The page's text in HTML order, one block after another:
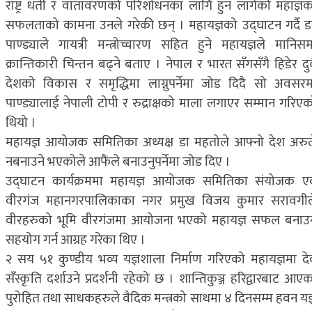
राष्ट्र धर्ती र वातावरणको परिशोधनका लागि हुन लागेको
सफलताको कामना उनले गरेकी छन् । महायज्ञको उद्घाटन गर्दै
पाण्ड्याले गायत्री मन्त्रोच्चारण सहित हुने महायज्ञले
क्रान्तिकारी चिन्तन बढ्ने बताए । नेपाल र भारत सँगसँगै हिडेर
देशको विकास र समृद्धिमा लाग्नुपर्नेमा जोड दिदै सो
पाण्ड्यालाई नेपाली टोपी र रुद्राक्षको माला लगाएर सम्मान
थियो ।
महायज्ञ आयोजक समितिका अध्यक्ष डा महतोले आफ्नो देश
नबनाउने भएकोले आफैंले बनाउनुपर्नेमा जोड दिए ।
उद्घाटन कार्यक्रममा महायज्ञ आयोजक समितिका संयोजक
वीरगंज महानगरपालिकाका नगर प्रमुख विजय कुमार
वीरहरुको भूमि वीरगंजमा आयोजना भएको महायज्ञ सफल
सहयोग गर्न आग्रह गरेका थिए ।
२ सय ५१ कुण्डीय भव्य यज्ञशाला निर्माण गरिएको महायज्ञमा
सँस्कृति दर्शाउने प्रदर्शनी रहेको छ । शान्तिकुञ्ज हरिद्वारबाट
पुरोहित तथा साधकहरुले वैदिक मन्त्रको साथमा ४ दिनसम्म हवन